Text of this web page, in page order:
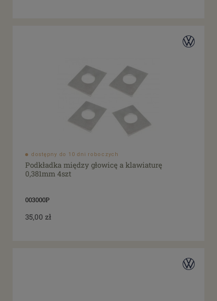
dostępny do 10 dni roboczych
Podkładka między głowicę a klawiaturę
0,381mm 4szt
003000P
35,00 zł